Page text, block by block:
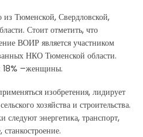
из Тюменской, Свердловской,
Стоит отметить, что
ВОИР является участником
НКО Тюменской области.
18% –женщины.
изобретения, лидирует
хозяйства и строительства.
следуют энергетика, транспорт,